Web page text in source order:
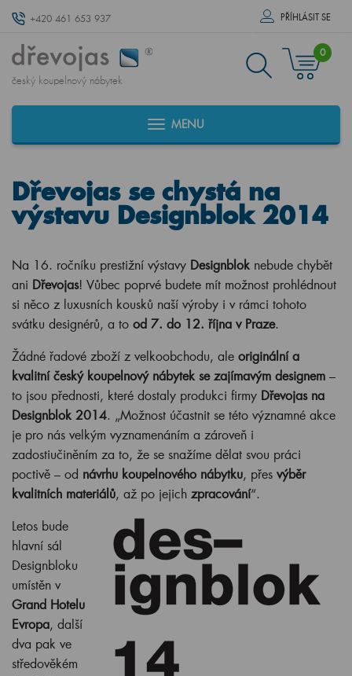
+420 461 653 937 PŘÍHLÁSIT SE
český koupelnový nábytek
0
MENU
Dřevojas se chystá na
výstavu Designblok 2014
Na 16. ročníku prestižní výstavy Designblok nebude chybět
ani Dřevojas! Vůbec poprvé budete mít možnost prohlédnout
si něco z luxusních kousků naší výroby i v rámci tohoto
svátku designérů, a to od 7. do 12. října v Praze.
Žádné řadové zboží z velkoobchodu, ale originální a
kvalitní český koupelnový nábytek se zajímavým designem –
to jsou přednosti, které dostaly produkci firmy Dřevojas na
Designblok 2014. „Možnost účastnit se této významné akce
je pro nás velkým vyznamenáním a zároveň i
zadostiučiněním za to, že se snažíme dělat svou práci
poctivě – od návrhu koupelnového nábytku, přes výběr
kvalitních materiálů, až po jejich zpracování“.
Letos bude
hlavní sál
Designbloku
umístěn v
Grand Hotelu
Evropa, další
dva pak ve
středověkém